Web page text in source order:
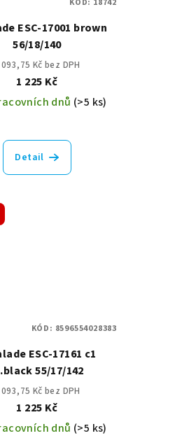
ESC-17001 brown
56/18/140
Kč bez DPH
1 225 Kč
dnů (>5 ks)
Detail
KÓD: 18742
ESC-17161 c1
55/17/142
Kč bez DPH
1 225 Kč
dnů (>5 ks)
KÓD: 8596554028383